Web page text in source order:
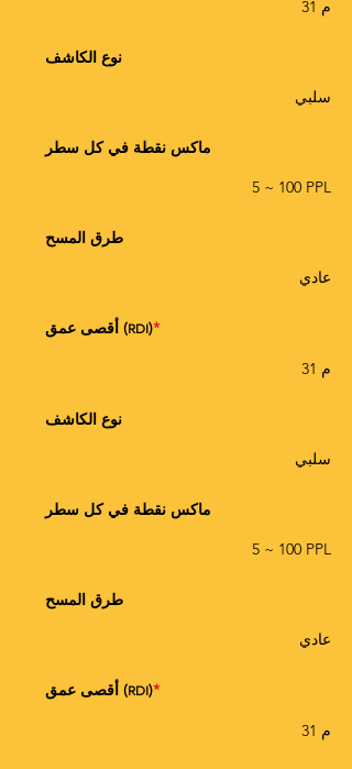
31 م
نوع الكاشف
سلبي
ماكس نقطة في كل سطر
5 ~ 100 PPL
طرق المسح
عادي
أقصى عمق (RDI)*
31 م
نوع الكاشف
سلبي
ماكس نقطة في كل سطر
5 ~ 100 PPL
طرق المسح
عادي
أقصى عمق (RDI)*
31 م